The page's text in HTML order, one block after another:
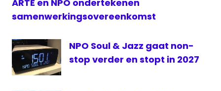
ARTE en NPO ondertekenen
samenwerkingsovereenkomst
NPO Soul & Jazz gaat non-
stop verder en stopt in 2027